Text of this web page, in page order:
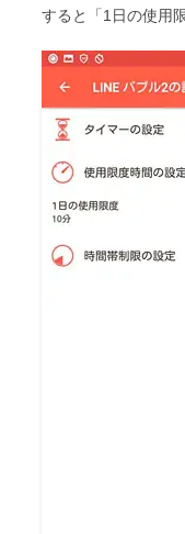
すると「1日の使用